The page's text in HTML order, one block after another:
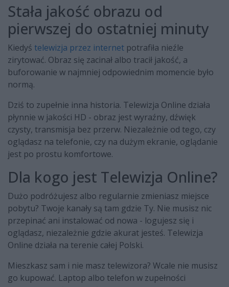
Stała jakość obrazu od
pierwszej do ostatniej minuty
Kiedyś telewizja przez internet potrafiła nieźle
zirytować. Obraz się zacinał albo tracił jakość, a
buforowanie w najmniej odpowiednim momencie było
normą.
Dziś to zupełnie inna historia. Telewizja Online działa
płynnie w jakości HD - obraz jest wyraźny, dźwięk
czysty, transmisja bez przerw. Niezależnie od tego, czy
oglądasz na telefonie, czy na dużym ekranie, oglądanie
jest po prostu komfortowe.
Dla kogo jest Telewizja Online?
Dużo podróżujesz albo regularnie zmieniasz miejsce
pobytu? Twoje kanały są tam gdzie Ty. Nie musisz nic
przepinać ani instalować od nowa - logujesz się i
oglądasz, niezależnie gdzie akurat jesteś. Telewizja
Online działa na terenie całej Polski.
Mieszkasz sam i nie masz telewizora? Wcale nie musisz
go kupować. Laptop albo telefon w zupełności